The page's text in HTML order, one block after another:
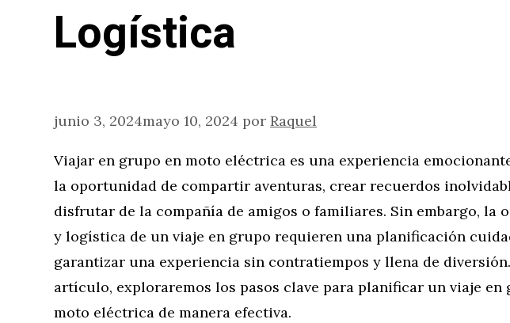
Logística
junio 3, 2024mayo 10, 2024 por Raquel
Viajar en grupo en moto eléctrica es una experiencia
la oportunidad de compartir aventuras, crear recuerdos
disfrutar de la compañía de amigos o familiares. Sin embargo, la
y logística de un viaje en grupo requieren una planificación
garantizar una experiencia sin contratiempos y llena de
artículo, exploraremos los pasos clave para planificar un viaje en
moto eléctrica de manera efectiva.